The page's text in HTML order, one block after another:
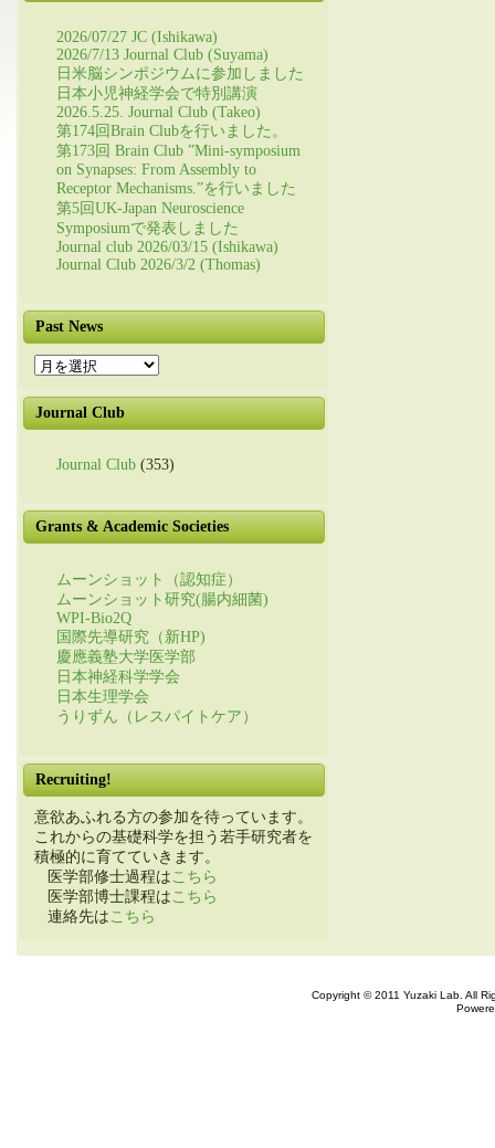
2026/07/27 JC (Ishikawa)
2026/7/13 Journal Club (Suyama)
日米脳シンポジウムに参加しました
日本小児神経学会で特別講演
2026.5.25. Journal Club (Takeo)
第174回Brain Clubを行いました。
第173回 Brain Club ”Mini-symposium
on Synapses: From Assembly to
Receptor Mechanisms.”を行いました
第5回UK-Japan Neuroscience
Symposiumで発表しました
Journal club 2026/03/15 (Ishikawa)
Journal Club 2026/3/2 (Thomas)
Past News
Past
News
Journal Club
Journal Club (353)
Grants & Academic Societies
ムーンショット（認知症）
ムーンショット研究(腸内細菌)
WPI-Bio2Q
国際先導研究（新HP)
慶應義塾大学医学部
日本神経科学学会
日本生理学会
うりずん（レスパイトケア）
Recruiting!
意欲あふれる方の参加を待っています。
これからの基礎科学を担う若手研究者を
積極的に育てていきます。
医学部修士過程は こちら
医学部博士課程は こちら
連絡先は こちら
Copyright © 2011 Yuzaki Lab. All